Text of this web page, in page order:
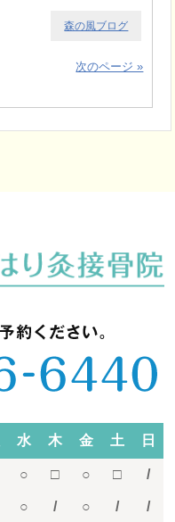
森の風ブログ
次のページ »
水 木 金 土 日
○ □ ○ □ /
○ / ○ / /